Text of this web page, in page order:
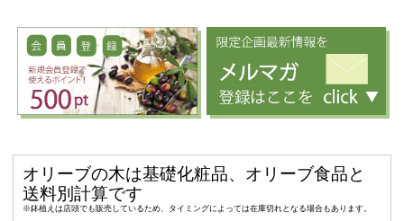
オリーブの木は基礎化粧品、オリーブ食品と
送料別計算です
※鉢植えは店頭でも販売しているため、タイミングによっては在庫切れとなる場合もあります。